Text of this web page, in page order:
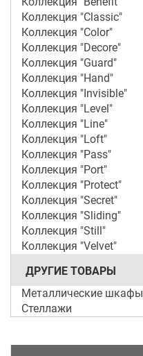
Коллекция "Classic"
Коллекция "Color"
Коллекция "Decore"
Коллекция "Guard"
Коллекция "Hand"
Коллекция "Invisible"
Коллекция "Level"
Коллекция "Line"
Коллекция "Loft"
Коллекция "Pass"
Коллекция "Port"
Коллекция "Protect"
Коллекция "Secret"
Коллекция "Sliding"
Коллекция "Still"
Коллекция "Velvet"
ДРУГИЕ ТОВАРЫ
Металлические шкафы
Стеллажи